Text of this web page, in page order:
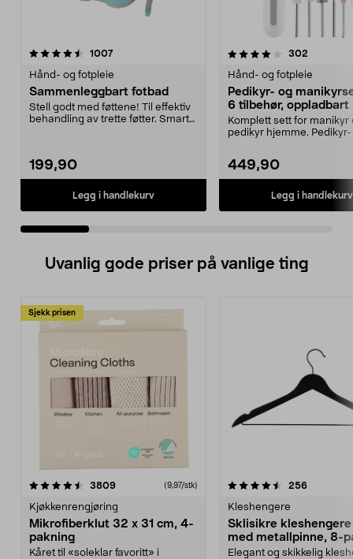
1007anmeldelser
Hånd- og fotpleie
Sammenleggbart fotbad
Stell godt med føttene! Til effektiv
behandling av trette føtter. Smart
199,90
Legg i handlekurv
4.0 av 5 stjerner 302
Hånd- og fotpleie
Pedikyr- og
6 tilbehør, oppladbart
Komplett sett for manikyr
pedikyr hjemme. Pedikyr-
449,90
Legg i handlekurv
4.5 av 5 stjerner
Uvanlig gode priser på vanlige ting
Sjekk prisen
3809anmeldelser(9,97/stk)
Kjøkkenrengjøring
Mikrofiberklut 32 x 31 cm, 4-
pakning
Kåret til «soleklar favoritt» i
4.5av 5 stjerner 256
Kleshengere
Sklisikre
med metallpinne, 8-
Elegant og skikkelig
4.5av 5 stjerner